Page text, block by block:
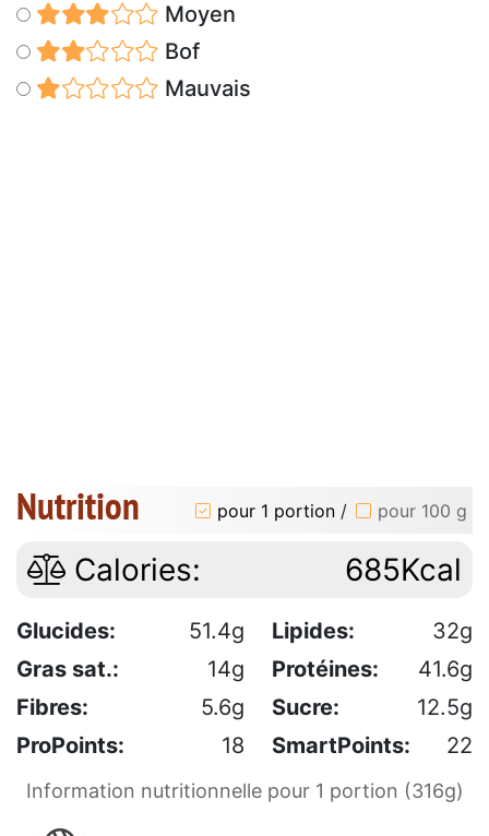
Moyen
Bof
Mauvais
Nutrition pour 1 portion / pour 100 g
Calories: 685Kcal
Glucides: 51.4g Lipides:
32g
Gras sat.:
14g Protéines:
41.6g
Fibres:
5.6g Sucre:
12.5g
ProPoints:
18 SmartPoints: 22
Information nutritionnelle pour 1 portion (316g)